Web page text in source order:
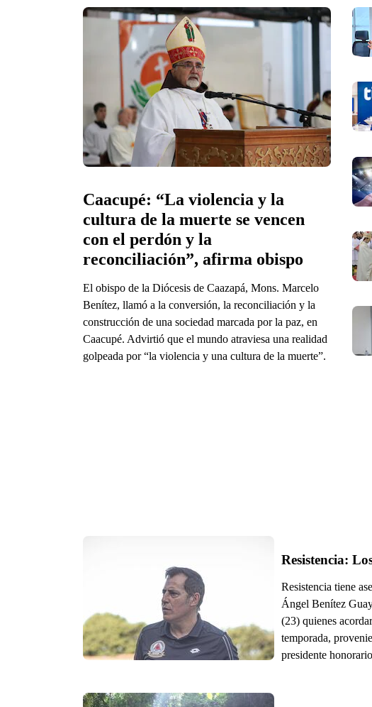
Caacupé: “La violencia y la
cultura de la muerte se vencen
con el perdón y la
reconciliación”, afirma obispo
El obispo de la Diócesis de Caazapá, Mons. Marcelo
Benítez, llamó a la conversión, la reconciliación y la
construcción de una sociedad marcada por la paz, en
Caacupé. Advirtió que el mundo atraviesa una realidad
golpeada por “la violencia y una cultura de la muerte”.
Resistencia:
Resistencia tiene
Ángel Benítez
(23) quienes
temporada,
presidente